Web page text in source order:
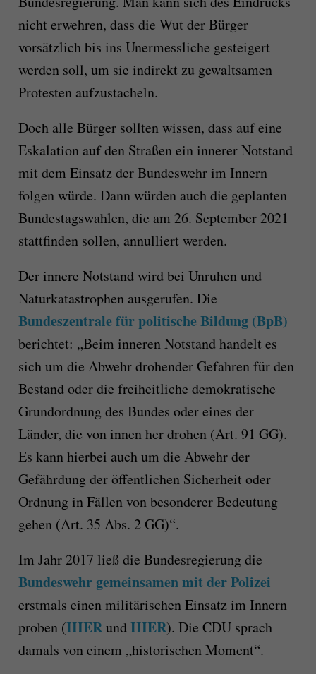
nicht erwehren, dass die Wut der Bürger
vorsätzlich bis ins Unermessliche gesteigert
werden soll, um sie indirekt zu gewaltsamen
Protesten aufzustacheln.
Doch alle Bürger sollten wissen, dass auf eine
Eskalation auf den Straßen ein innerer Notstand
mit dem Einsatz der Bundeswehr im Innern
folgen würde. Dann würden auch die geplanten
Bundestagswahlen, die am 26. September 2021
stattfinden sollen, annulliert werden.
Der innere Notstand wird bei Unruhen und
Naturkatastrophen ausgerufen. Die
Bundeszentrale für politische Bildung (BpB)
berichtet: „Beim inneren Notstand handelt es
sich um die Abwehr drohender Gefahren für den
Bestand oder die freiheitliche demokratische
Grundordnung des Bundes oder eines der
Länder, die von innen her drohen (Art. 91 GG).
Es kann hierbei auch um die Abwehr der
Gefährdung der öffentlichen Sicherheit oder
Ordnung in Fällen von besonderer Bedeutung
gehen (Art. 35 Abs. 2 GG)“.
Im Jahr 2017 ließ die Bundesregierung die
Bundeswehr gemeinsamen mit der Polizei
erstmals einen militärischen Einsatz im Innern
proben (HIERundHIER). Die CDU sprach
damals von einem „historischen Moment“.